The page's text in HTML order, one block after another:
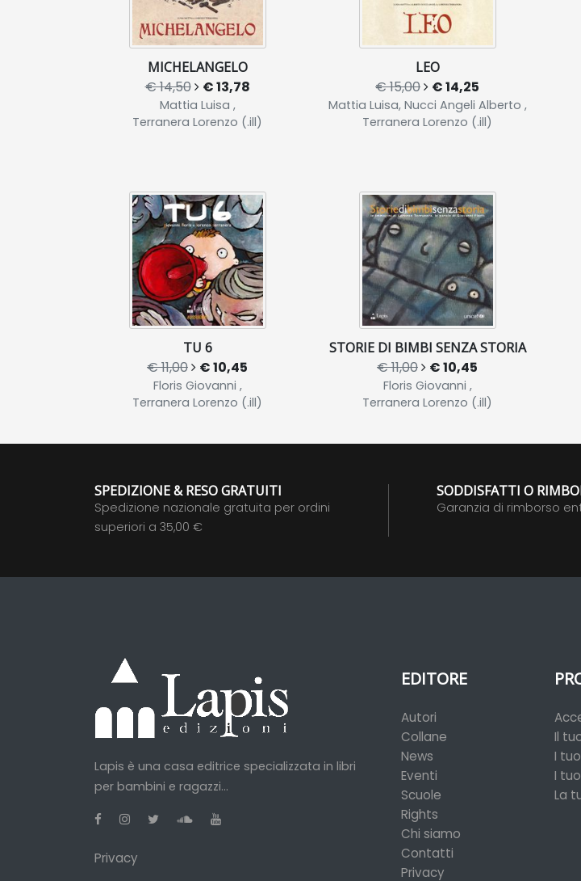
MICHELANGELO
€ 14,50 € 13,78
Mattia Luisa ,
Terranera Lorenzo (.ill)
LEO
€ 15,00 € 14,25
Mattia Luisa, Nucci Angeli Alberto ,
Terranera Lorenzo (.ill)
TU 6
€ 11,00 € 10,45
Floris Giovanni ,
Terranera Lorenzo (.ill)
STORIE DI BIMBI SENZA STORIA
€ 11,00 € 10,45
Floris Giovanni ,
Terranera Lorenzo (.ill)
SPEDIZIONE & RESO GRATUITI
Spedizione nazionale gratuita per ordini
superiori a 35,00 €
SODDISFATTI O
Garanzia di rimborso
Lapis è una casa editrice specializzata in libri
per bambini e ragazzi...
Privacy
EDITORE
Autori
Collane
News
Eventi
Scuole
Rights
Chi siamo
Contatti
Privacy
Il
I
I
La